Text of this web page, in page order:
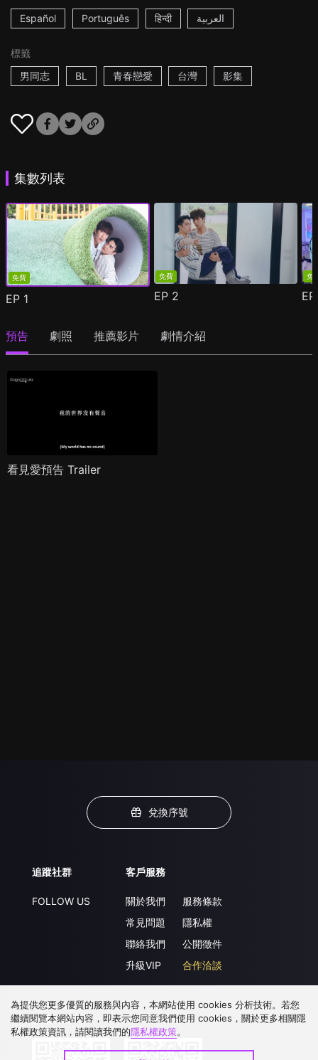
Español Português हिन्दी العربية
標籤
男同志
BL 青春戀愛 台灣 影集
集數列表
免費
EP 1
免費
EP 2
免
預告 劇照 推薦影片 劇情介紹
看見愛預告 Trailer
兌換序號
追蹤社群
FOLLOW US
客戶服務
關於我們
常見問題
聯絡我們
升級VIP
服務條款
隱私權
公開徵件
合作洽談
下載 APP
為提供您更多優質的服務與內容，本網站使用 cookies 分析技術。若您
繼續閱覽本網站內容，即表示您同意我們使用 cookies，關於更多相關隱
私權政策資訊，請閱讀我們的隱私權政策。